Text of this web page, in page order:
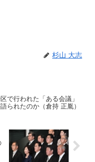
杉山 大志
で行われた「ある会議」
られたのか（倉持 正胤）